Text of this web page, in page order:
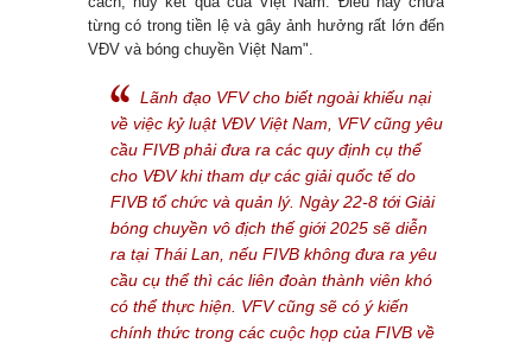
từng có trong tiền lệ và gây ảnh hưởng rất lớn đến
VĐV và bóng chuyền Việt Nam".
Lãnh đạo VFV cho biết ngoài khiếu nại
về việc kỷ luật VĐV Việt Nam, VFV cũng yêu
cầu FIVB phải đưa ra các quy định cụ thể
cho VĐV khi tham dự các giải quốc tế do
FIVB tổ chức và quản lý. Ngày 22-8 tới Giải
bóng chuyền vô địch thế giới 2025 sẽ diễn
ra tại Thái Lan, nếu FIVB không đưa ra yêu
cầu cụ thể thì các liên đoàn thành viên khó
có thể thực hiện. VFV cũng sẽ có ý kiến
chính thức trong các cuộc họp của FIVB về